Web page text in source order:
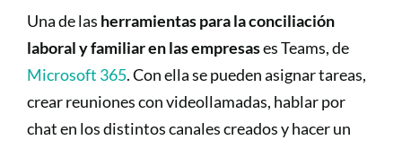
Una de las herramientas para la conciliación
laboral y familiar en las empresases Teams, de
Microsoft 365. Con ella se pueden asignar tareas,
crear reuniones con videollamadas, hablar por
chat en los distintos canales creados y hacer un